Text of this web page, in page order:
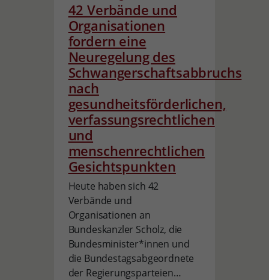
42 Verbände und
Organisationen
fordern eine
Neuregelung des
Schwangerschaftsabbruchs
nach
gesundheitsförderlichen,
verfassungsrechtlichen
und
menschenrechtlichen
Gesichtspunkten
Heute haben sich 42
Verbände und
Organisationen an
Bundeskanzler Scholz, die
Bundesminister*innen und
die Bundestagsabgeordnete
der Regierungsparteien…